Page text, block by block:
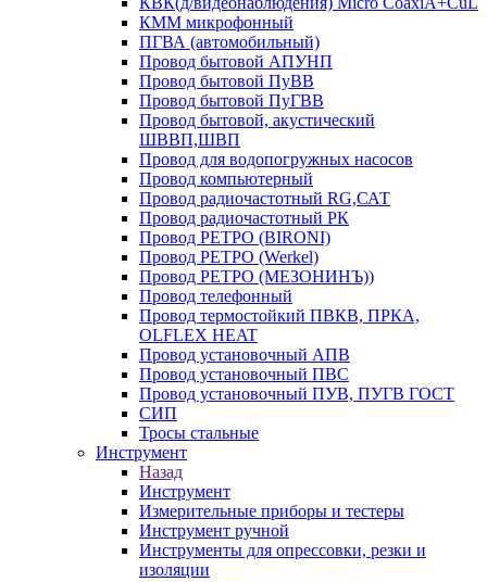
КММ микрофонный
ПГВА (автомобильный)
Провод бытовой АПУНП
Провод бытовой ПуВВ
Провод бытовой ПуГВВ
Провод бытовой, акустический
ШВВП,ШВП
Провод для водопогружных насосов
Провод компьютерный
Провод радиочастотный RG,САТ
Провод радиочастотный РК
Провод РЕТРО (BIRONI)
Провод РЕТРО (Werkel)
Провод РЕТРО (МЕЗОНИНЪ))
Провод телефонный
Провод термостойкий ПВКВ, ПРКА,
OLFLEX HEAT
Провод установочный АПВ
Провод установочный ПВС
Провод установочный ПУВ, ПУГВ ГОСТ
СИП
Тросы стальные
Инструмент
Назад
Инструмент
Измерительные приборы и тестеры
Инструмент ручной
Инструменты для опрессовки, резки и
изоляции